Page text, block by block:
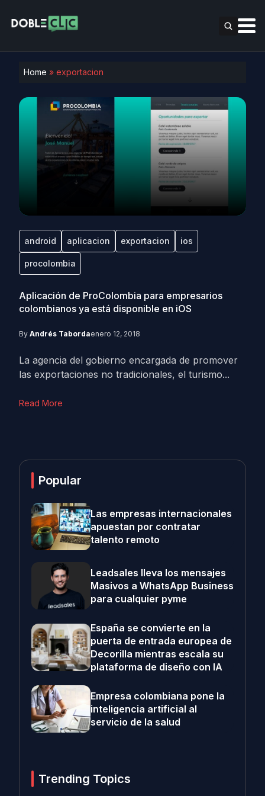
Home » exportacion
android aplicacion exportacion ios
procolombia
Aplicación de ProColombia para empresarios
colombianos ya está disponible en iOS
By Andrés Tabordaenero 12, 2018
La agencia del gobierno encargada de promover
las exportaciones no tradicionales, el turismo...
Read More
Popular
Las empresas internacionales
apuestan por contratar
talento remoto
Leadsales lleva los mensajes
Masivos a WhatsApp Business
para cualquier pyme
España se convierte en la
puerta de entrada europea de
Decorilla mientras escala su
plataforma de diseño con IA
Empresa colombiana pone la
inteligencia artificial al
servicio de la salud
Trending Topics